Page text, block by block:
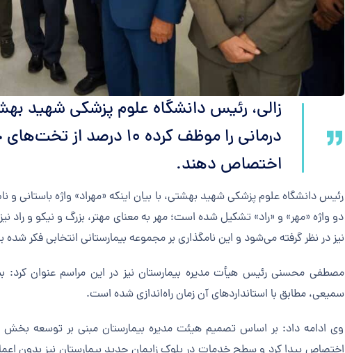
زالی، رئیس دانشگاه علوم پزشکی شهید
درمانی را موظف کرده ۱۰
اختصاص دهند.
رئیس دانشگاه علوم پزشکی شهید بهشتی، با بیان اینکه «مهراد» واژه باستانی و
دو واژه «مهر» و «راد» تشکیل شده است؛ مهر به معنای مهتر، بزرگ و نیکو و
نیز در نظر گرفته می‌شود و این نامگذاری بر مجموعه بیمارستانی انتخابی فکر
سمیعی، مطابق با استانداردهای آن زمان راه‌اندازی شده است.
وی ادامه داد: بر اساس تصمیم هیئت مدیره بیمارستان مبنی بر توسعه